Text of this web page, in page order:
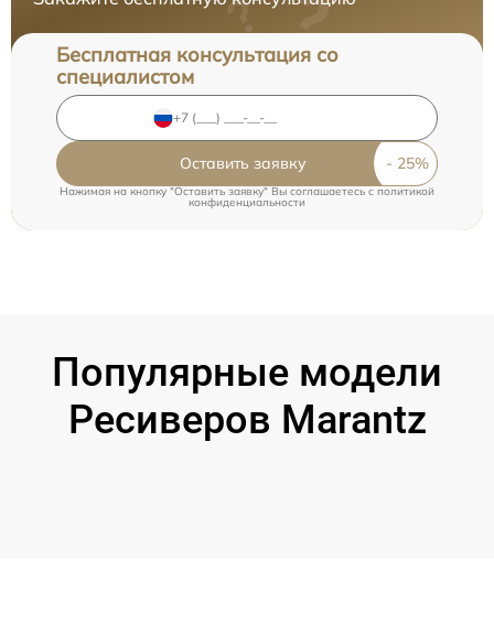
Бесплатная консультация со
специалистом
Оставить заявку
Нажимая на кнопку "Оставить заявку" Вы соглашаетесь cполитикой
конфиденциальности
Популярные модели
Ресиверов Marantz